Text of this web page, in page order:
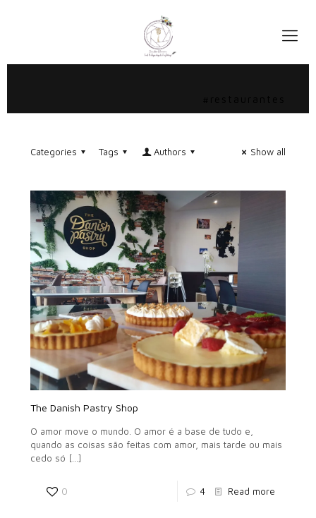
Categories Tags Authors Show all
The Danish Pastry Shop
O amor move o mundo. O amor é a base de tudo e,
quando as coisas são feitas com amor, mais tarde ou mais
cedo só […]
0 4 Read more